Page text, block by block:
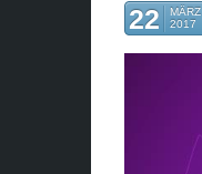
22
MÄRZ
2017